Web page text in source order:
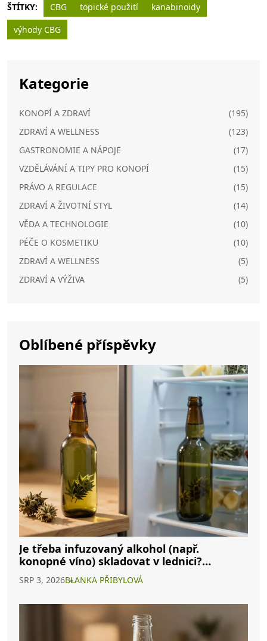
ŠTÍTKY: CBG topické použití
kanabinoidy
výhody CBG
Kategorie
KONOPÍ A ZDRAVÍ
(195)
ZDRAVÍ A WELLNESS
(123)
GASTRONOMIE A NÁPOJE
(17)
VZDĚLÁVÁNÍ A TIPY PRO KONOPÍ
(15)
PRÁVO A REGULACE
(15)
ZDRAVÍ A ŽIVOTNÍ STYL
(14)
VĚDA A TECHNOLOGIE
(10)
PÉČE O KOSMETIKU
(10)
ZDRAVÍ A WELLNESS
(5)
ZDRAVÍ A VÝŽIVA
(5)
Oblíbené příspěvky
Je třeba infuzovaný alkohol (např.
konopné víno) skladovat v lednici?
Kompletní průvodce
SRP 3, 2026BLANKA PŘIBYLOVÁ